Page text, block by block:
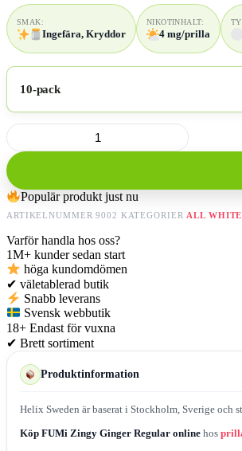
SMAK:
Ingefära, Kryddor
NIKOTINHALT:
4 mg/prilla
10-pack
FUMi
Zingy
Ginger
Regular
mängd
Populär produkt just nu
ARTIKELNUMMER9002 KATEGORIER ALL WHITE
Varför handla hos oss?
1M+ kunder sedan start
höga kundomdömen
✔ väletablerad butik
Snabb leverans
Svensk webbutik
18+ Endast för vuxna
✔ Brett sortiment
Produktinformation
Helix Sweden är baserat i Stockholm, Sverige
Köp FUMi Zingy Ginger Regular online hos